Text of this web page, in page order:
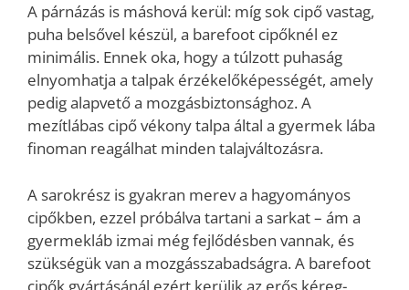
A párnázás is máshová kerül: míg sok cipő vastag,
puha belsővel készül, a barefoot cipőknél ez
minimális. Ennek oka, hogy a túlzott puhaság
elnyomhatja a talpak érzékelőképességét, amely
pedig alapvető a mozgásbiztonsághoz. A
mezítlábas cipő vékony talpa által a gyermek lába
finoman reagálhat minden talajváltozásra.
A sarokrész is gyakran merev a hagyományos
cipőkben, ezzel próbálva tartani a sarkat – ám a
gyermekláb izmai még fejlődésben vannak, és
szükségük van a mozgásszabadságra. A barefoot
cipők gyártásánál ezért kerülik az erős kéreg-